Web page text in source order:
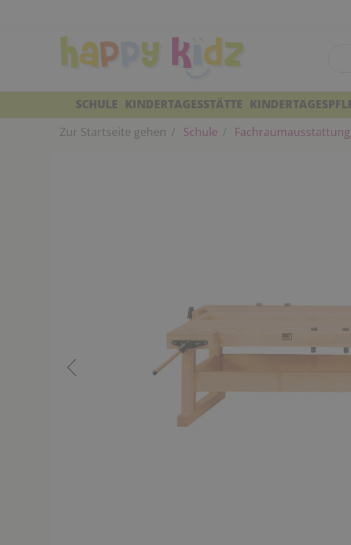
SCHULE KINDERTAGESSTÄTTE
Zur Startseite gehen
Schule Fachraumausstattung